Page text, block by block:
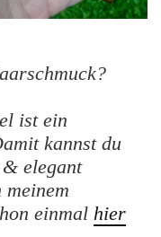
ist ein
kannst du
elegant
einmal hier